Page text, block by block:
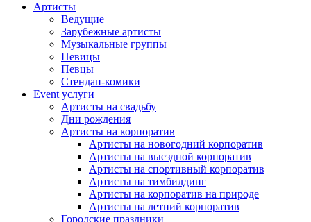
Артисты
Ведущие
Зарубежные артисты
Музыкальные группы
Певицы
Певцы
Стендап-комики
Event услуги
Артисты на свадьбу
Дни рождения
Артисты на корпоратив
Артисты на новогодний корпоратив
Артисты на выездной корпоратив
Артисты на спортивный корпоратив
Артисты на тимбилдинг
Артисты на корпоратив на природе
Артисты на летний корпоратив
Городские праздники